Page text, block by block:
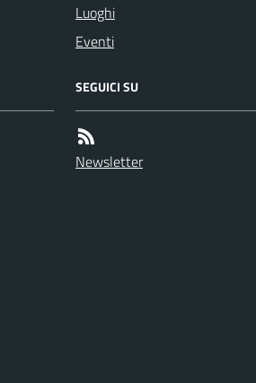
Luoghi
Eventi
SEGUICI SU
Newsletter